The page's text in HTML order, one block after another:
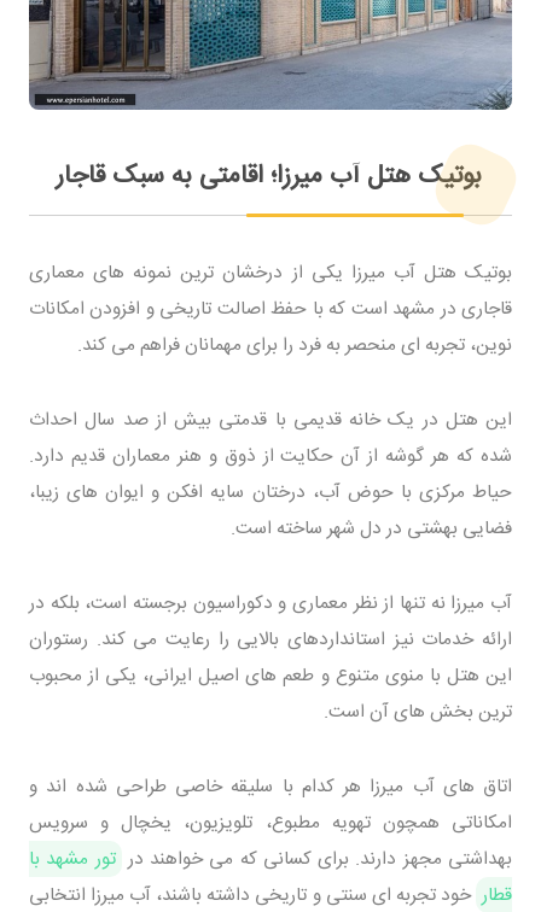
بوتیک هتل آب میرزا؛ اقامتی به سبک قاجار
بوتیک هتل آب میرزا یکی از درخشان ترین نمونه های معماری
قاجاری در مشهد است که با حفظ اصالت تاریخی و افزودن امکانات
نوین، تجربه ای منحصر به فرد را برای مهمانان فراهم می کند.
این هتل در یک خانه قدیمی با قدمتی بیش از صد سال احداث
شده که هر گوشه از آن حکایت از ذوق و هنر معماران قدیم دارد.
حیاط مرکزی با حوض آب، درختان سایه افکن و ایوان های زیبا،
فضایی بهشتی در دل شهر ساخته است.
آب میرزا نه تنها از نظر معماری و دکوراسیون برجسته است، بلکه در
ارائه خدمات نیز استانداردهای بالایی را رعایت می کند. رستوران
این هتل با منوی متنوع و طعم های اصیل ایرانی، یکی از محبوب
ترین بخش های آن است.
اتاق های آب میرزا هر کدام با سلیقه خاصی طراحی شده اند و
امکاناتی همچون تهویه مطبوع، تلویزیون، یخچال و سرویس
بهداشتی مجهز دارند. برای کسانی که می خواهند در تور مشهد با
قطار خود تجربه ای سنتی و تاریخی داشته باشند، آب میرزا انتخابی